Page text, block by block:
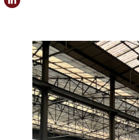
électriques avec câblage
point d’eau fibre optique
2 minutes à pied de la
stationnement en sous-sol
financières : Location
450€HTHC/place/an
bureaux Emplacement